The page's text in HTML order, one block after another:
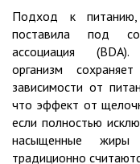
Подход к
поставила под
ассоциация
организм
зависимости от
что эффект от
если полностью
насыщенные
традиционно